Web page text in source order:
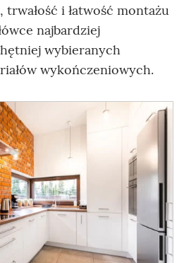
i łatwość montażu
najbardziej
wybieranych
wykończeniowych.